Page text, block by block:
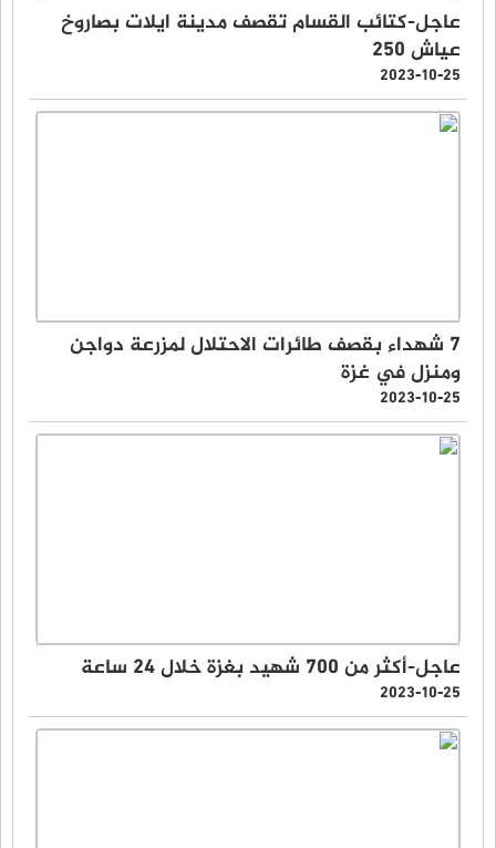
عاجل-كتائب القسام تقصف مدينة ايلات بصاروخ
عياش 250
2023-10-25
7 شهداء بقصف طائرات الاحتلال لمزرعة دواجن
ومنزل في غزة
2023-10-25
عاجل-أكثر من 700 شهيد بغزة خلال 24 ساعة
2023-10-25